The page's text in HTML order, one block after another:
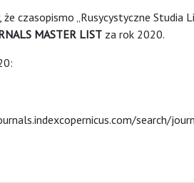
czasopismo „Rusycystyczne
MASTER LIST za rok 2020.
search/